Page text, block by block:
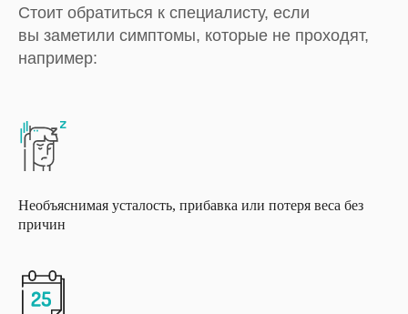
Стоит обратиться к специалисту, если
вы заметили симптомы, которые не проходят,
например:
Необъяснимая усталость, прибавка или потеря веса без
причин